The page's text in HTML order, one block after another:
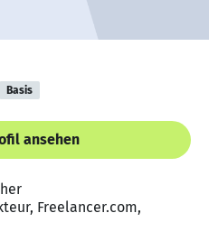
Basis
ansehen
Freelancer.com,